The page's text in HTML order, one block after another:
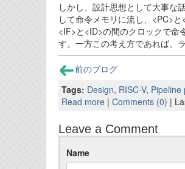
しかし、設計思想として大事な
して命令メモリに流し、<PC>
<IF>と<ID>の間のクロックで命
す。一方この考え方であれば、
前のブログ
Tags: Design, RISC-V, Pipeline
Read more | Comments (0) |
Leave a Comment
Name